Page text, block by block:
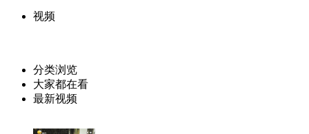
视频
分类浏览
大家都在看
最新视频